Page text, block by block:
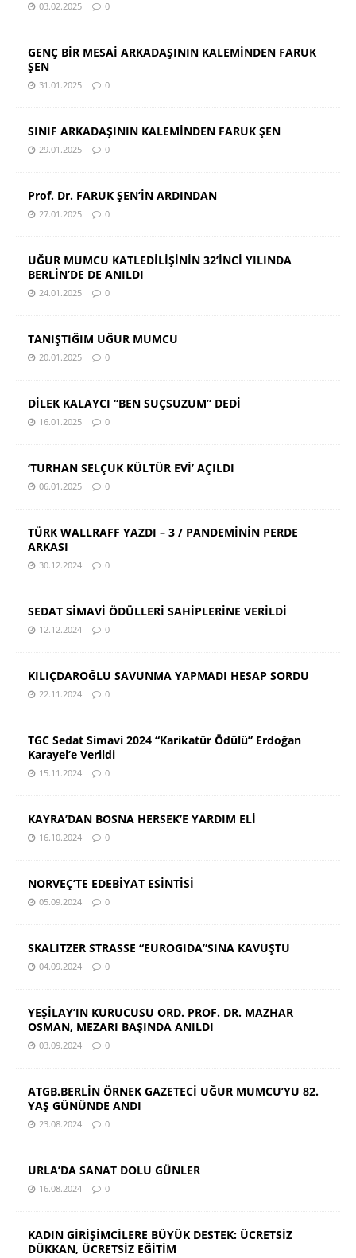
03.02.2025 0
GENÇ BİR MESAİ ARKADAŞININ KALEMİNDEN FARUK
ŞEN
31.01.2025 0
SINIF ARKADAŞININ KALEMİNDEN FARUK ŞEN
29.01.2025 0
Prof. Dr. FARUK ŞEN’İN ARDINDAN
27.01.2025 0
UĞUR MUMCU KATLEDİLİŞİNİN 32’İNCİ YILINDA
BERLİN’DE DE ANILDI
24.01.2025 0
TANIŞTIĞIM UĞUR MUMCU
20.01.2025 0
DİLEK KALAYCI “BEN SUÇSUZUM” DEDİ
16.01.2025 0
‘TURHAN SELÇUK KÜLTÜR EVİ’ AÇILDI
06.01.2025 0
TÜRK WALLRAFF YAZDI – 3 / PANDEMİNİN PERDE
ARKASI
30.12.2024 0
SEDAT SİMAVİ ÖDÜLLERİ SAHİPLERİNE VERİLDİ
12.12.2024 0
KILIÇDAROĞLU SAVUNMA YAPMADI HESAP SORDU
22.11.2024 0
TGC Sedat Simavi 2024 “Karikatür Ödülü” Erdoğan
Karayel’e Verildi
15.11.2024 0
KAYRA’DAN BOSNA HERSEK’E YARDIM ELİ
16.10.2024 0
NORVEÇ’TE EDEBİYAT ESİNTİSİ
05.09.2024 0
SKALITZER STRASSE “EUROGIDA”SINA KAVUŞTU
04.09.2024 0
YEŞİLAY’IN KURUCUSU ORD. PROF. DR. MAZHAR
OSMAN, MEZARI BAŞINDA ANILDI
03.09.2024 0
ATGB.BERLİN ÖRNEK GAZETECİ UĞUR MUMCU’YU 82.
YAŞ GÜNÜNDE ANDI
23.08.2024 0
URLA’DA SANAT DOLU GÜNLER
16.08.2024 0
KADIN GİRİŞİMCİLERE BÜYÜK DESTEK: ÜCRETSİZ
DÜKKAN, ÜCRETSİZ EĞİTİM